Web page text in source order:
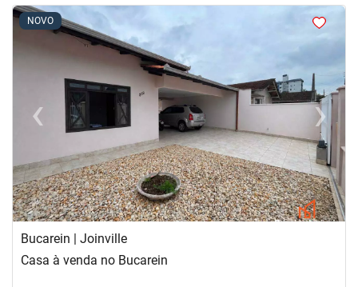
NOVO
<<<<
‹Previous ›Next
Bucarein | Joinville
Casa à venda no Bucarein